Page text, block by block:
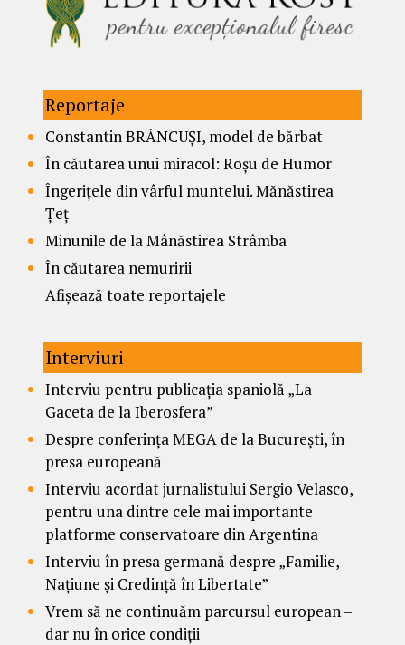
Reportaje
Constantin BRÂNCUȘI, model de bărbat
În căutarea unui miracol: Roșu de Humor
Îngerițele din vârful muntelui. Mănăstirea
Țeț
Minunile de la Mânăstirea Strâmba
În căutarea nemuririi
Afișează toate reportajele
Interviuri
Interviu pentru publicația spaniolă „La
Gaceta de la Iberosfera”
Despre conferința MEGA de la București, în
presa europeană
Interviu acordat jurnalistului Sergio Velasco,
pentru una dintre cele mai importante
platforme conservatoare din Argentina
Interviu în presa germană despre „Familie,
Națiune și Credință în Libertate”
Vrem să ne continuăm parcursul european –
dar nu în orice condiții